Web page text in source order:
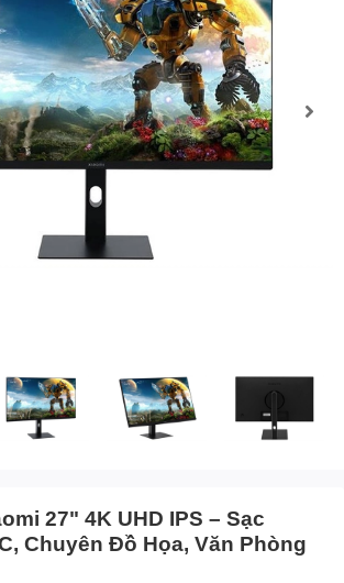
27" 4K UHD IPS – Sạc
Chuyên Đồ Họa, Văn Phòng